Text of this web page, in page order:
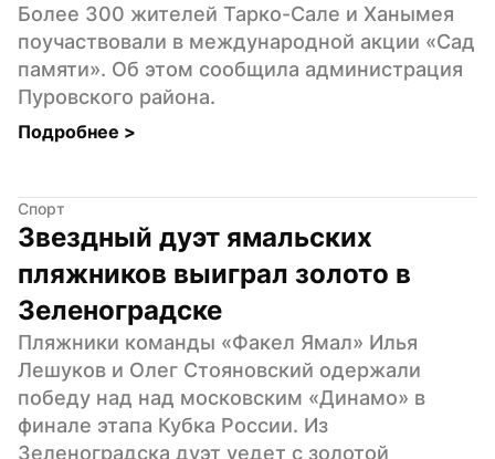
Более 300 жителей Тарко-Сале и Ханымея
поучаствовали в международной акции «Сад
памяти». Об этом сообщила администрация
Пуровского района.
Подробнее >
Спорт
Звездный дуэт ямальских
пляжников выиграл золото в
Зеленоградске
Пляжники команды «Факел Ямал» Илья
Лешуков и Олег Стояновский одержали
победу над над московским «Динамо» в
финале этапа Кубка России. Из
Зеленоградска дуэт уедет с золотой